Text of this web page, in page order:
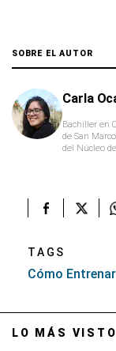
SOBRE EL AUTOR
Carla
Bachiller en
de San
del Núcleo
TAGS
Cómo
LO MÁS VISTO